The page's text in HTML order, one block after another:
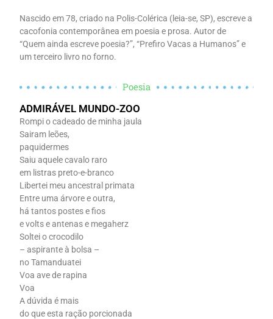
Nascido em 78, criado na Polis-Colérica (leia-se, SP), escreve a
cacofonia contemporânea em poesia e prosa. Autor de
“Quem ainda escreve poesia?”, “Prefiro Vacas a Humanos” e
um terceiro livro no forno.
Poesia
ADMIRÁVEL MUNDO-ZOO
Rompi o cadeado de minha jaula
Sairam leões,
paquidermes
Saiu aquele cavalo raro
em listras preto-e-branco
Libertei meu ancestral primata
Entre uma árvore e outra,
há tantos postes e fios
e volts e antenas e megaherz
Soltei o crocodilo
– aspirante à bolsa –
no Tamanduatei
Voa ave de rapina
Voa
A dúvida é mais
do que esta ração porcionada